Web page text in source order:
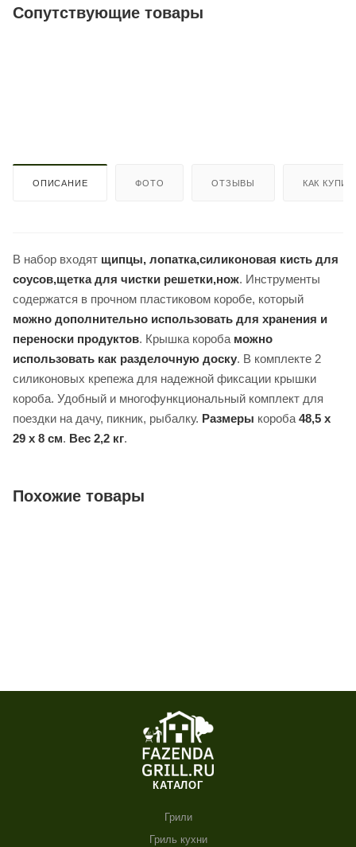
Сопутствующие товары
ОПИСАНИЕ ФОТО ОТЗЫВЫ КАК
В набор входят щипцы, лопатка,силиконовая кисть для
соусов,щетка для чистки решетки,нож. Инструменты
содержатся в прочном пластиковом коробе, который
можно дополнительно использовать для хранения и
переноски продуктов. Крышка короба можно
использовать как разделочную доску. В комплекте 2
силиконовых крепежа для надежной фиксации крышки
короба. Удобный и многофункциональный комплект для
поездки на дачу, пикник, рыбалку. Размеры короба 48,5 x
29 x 8 см. Вес 2,2 кг.
Похожие товары
КАТАЛОГ
Грили
Гриль кухни